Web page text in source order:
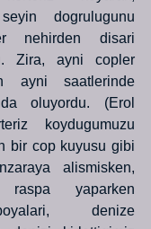
dogrulugunu
nehirden disari
Zira, ayni copler
ayni saatlerinde
oluyordu. (Erol
koydugumuzu
bir cop kuyusu gibi
alismisken,
yaparken
denize